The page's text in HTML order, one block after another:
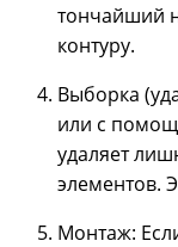
тончайший
контуру.
Выборка
или с
удаляет
элементов.
Монтаж: